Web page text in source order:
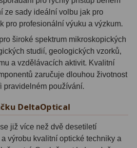
36
ze sady ideální volbu jak pro
pro profesionální výuku a výzkum.
široké spektrum mikroskopických
studií, geologických vzorků,
a vzdělávacích aktivit. Kvalitní
zaručuje dlouhou životnost
pravidelném používání.
DeltaOptical
již více než dvě desetiletí
výrobu kvalitní optické techniky a